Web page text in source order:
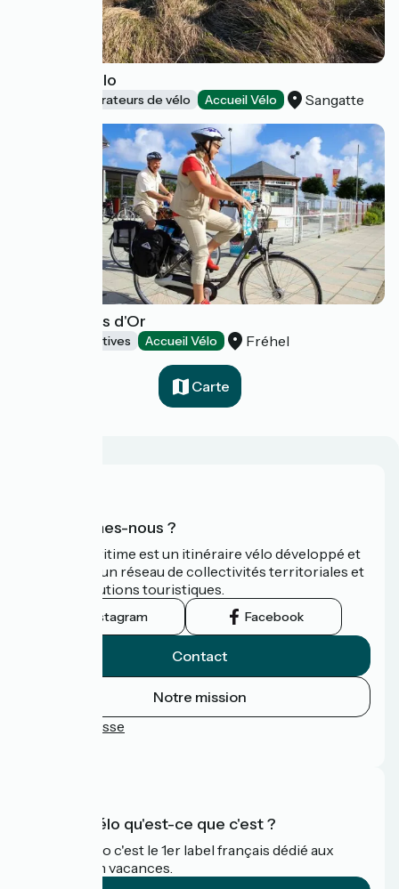
2 Caps à Vélo
Loueurs/réparateurs de vélo Accueil Vélo Sangatte
Aloha Sables d'Or
Activités sportives Accueil Vélo Fréhel
Carte
Qui sommes-nous ?
La Vélomaritime est un itinéraire vélo développé et
promu par un réseau de collectivités territoriales et
leurs institutions touristiques.
Instagram Facebook
Contact
Notre mission
Espace Presse
Accueil Vélo qu'est-ce que c'est ?
Accueil Vélo c'est le 1er label français dédié aux
cyclistes en vacances.